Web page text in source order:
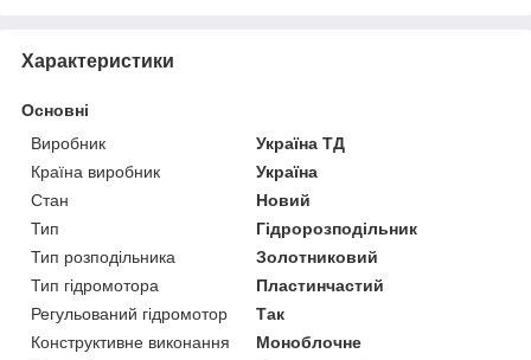
Характеристики
Основні
Виробник
Україна ТД
Країна виробник
Україна
Стан
Новий
Тип
Гідророзподільник
Тип розподільника
Золотниковий
Тип гідромотора
Пластинчастий
Регульований гідромотор
Так
Конструктивне виконання
Моноблочне